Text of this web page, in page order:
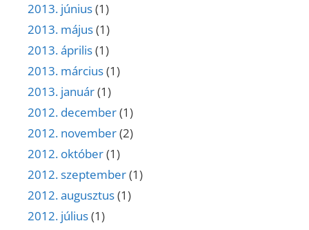
2013. június(1)
2013. május(1)
2013. április(1)
2013. március(1)
2013. január(1)
2012. december(1)
2012. november(2)
2012. október(1)
2012. szeptember(1)
2012. augusztus(1)
2012. július(1)